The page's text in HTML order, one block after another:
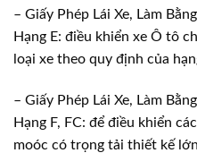
– Giấy Phép Lái Xe, Làm
Hạng E: điều khiển xe Ô tô
loại xe theo quy định của
– Giấy Phép Lái Xe, Làm
Hạng F, FC: để điều khiển
moóc có trọng tải thiết kế